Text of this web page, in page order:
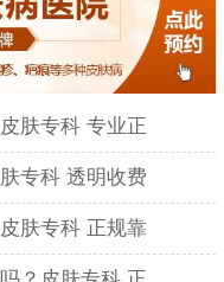
肤专科 专业正
专科 透明收费
肤专科 正规靠